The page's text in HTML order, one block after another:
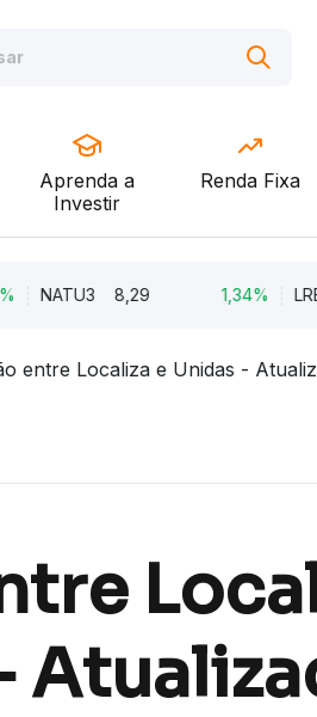
Aprenda a
Investir
Renda Fixa
NATU3 8,29 1,34%
entre Localiza e Unidas -